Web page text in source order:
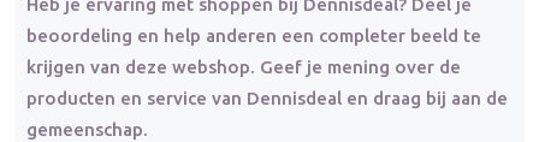
Heb je ervaring met shoppen bij Dennisdeal? Deel je
beoordeling en help anderen een completer beeld te
krijgen van deze webshop. Geef je mening over de
producten en service van Dennisdeal en draag bij aan de
gemeenschap.